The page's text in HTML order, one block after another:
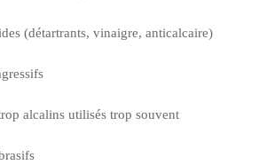
(détartrants, vinaigre, anticalcaire)
alcalins utilisés trop souvent